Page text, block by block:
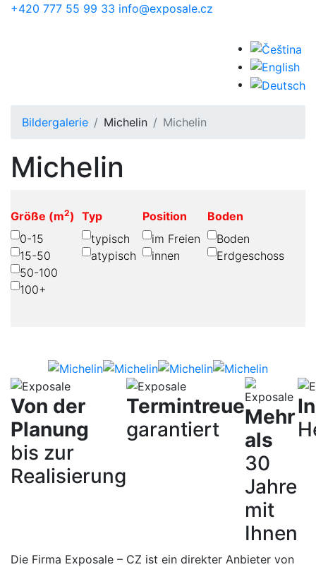
Skip to main content
+420 777 55 99 33 info@exposale.cz
Bildergalerie Michelin Michelin
Michelin
Größe (m2)
0-15
15-50
50-100
100+
Typ
typisch
atypisch
Position
im Freien
innen
Boden
Boden
Erdgeschoss
Von der
Planung
bis zur
Realisierung
Termintreue
garantiert
Mehr
als
30
Jahre
mit
Ihnen
Die Firma Exposale – CZ ist ein direkter Anbieter von